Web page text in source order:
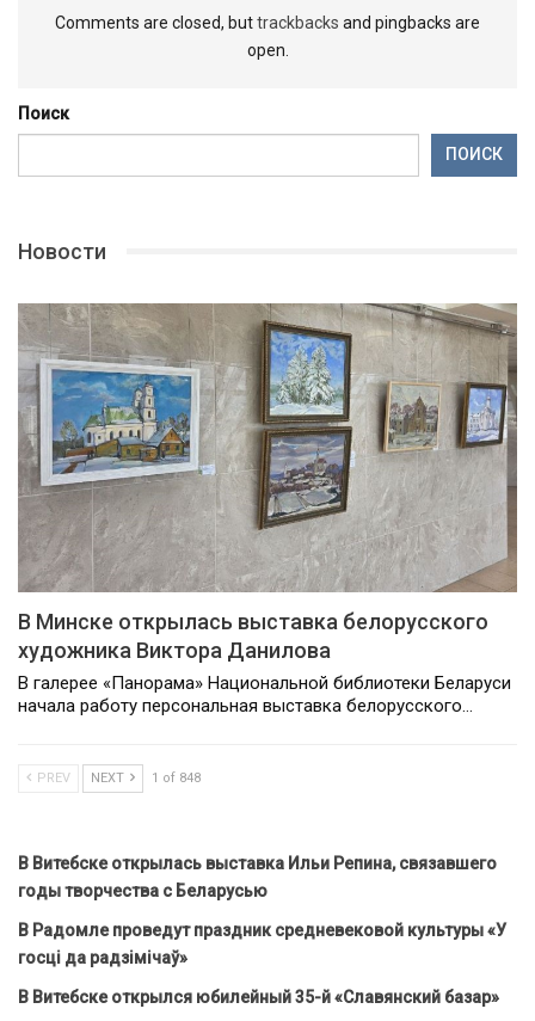
Comments are closed, buttrackbacks and pingbacks are
open.
Поиск
ПОИСК
Новости
В Минске открылась выставка белорусского
художника Виктора Данилова
В галерее «Панорама» Национальной библиотеки Беларуси
начала работу персональная выставка белорусского…
PREV NEXT 1 of 848
В Витебске открылась выставка Ильи Репина, связавшего
годы творчества с Беларусью
В Радомле проведут праздник средневековой культуры «У
госці да радзімічаў»
В Витебске открылся юбилейный 35-й «Славянский базар»